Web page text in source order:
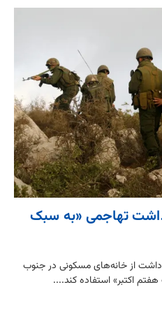
تهاجمی «به سبک
داشت از خانه‌های مسکونی در جنوب
اکتبر» استفاده کند....